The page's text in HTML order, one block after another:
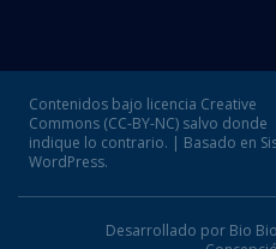
Contenidos bajo licencia Creative
Commons (CC-BY-NC) salvo donde
indique lo contrario. | Basado en
WordPress.
Desarrollado por Bio